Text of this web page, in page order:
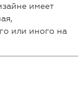
имеет
или иного на